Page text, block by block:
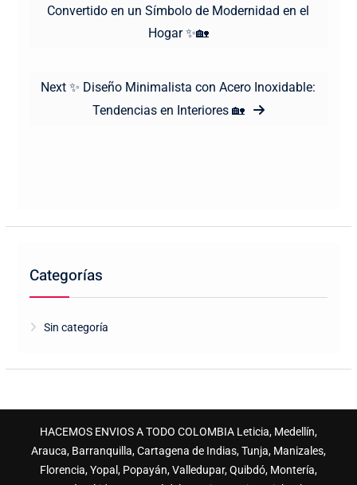
post:
Convertido en un Símbolo de Modernidad en el
Hogar ✨🏡
Next Next
post:
✨ Diseño Minimalista con Acero Inoxidable:
Tendencias en Interiores 🏡
Categorías
Sin categoría
HACEMOS ENVIOS A TODO COLOMBIA Leticia, Medellín,
Arauca, Barranquilla, Cartagena de Indias, Tunja, Manizales,
Florencia, Yopal, Popayán, Valledupar, Quibdó, Montería,